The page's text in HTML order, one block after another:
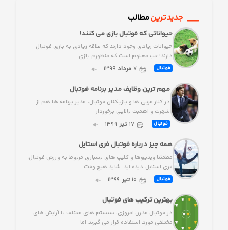
جدیدترینمطالب
حیواناتی که فوتبال بازی می کنند!
حیوانات زیادی وجود دارند که علاقه زیادی به بازی فوتبال
دارند! خب معلوم است که منظورم بازی
فوتبال ۷ مرداد ۱۳۹۹
مهم ترین وظایف مدیر برنامه فوتبال
در کنار مربی ها و بازیکنان فوتبال، مدیر برنامه ها هم از
شهرت و اهمیت بالایی برخوردار
فوتبال ۱۷ تیر ۱۳۹۹
همه چیز درباره فوتبال فری استایل
مطمئنا ویدیوها و کلیپ های بسیاری مربوط به ورزش فوتبال
فری استایل دیده اید. شاید هیچ وقت
فوتبال ۱۰ تیر ۱۳۹۹
بهترین ترکیب های فوتبال
در فوتبال مدرن امروزی، سیستم های مختلف با آرایش های
مختلفی مورد استفاده قرار می گیرند اما